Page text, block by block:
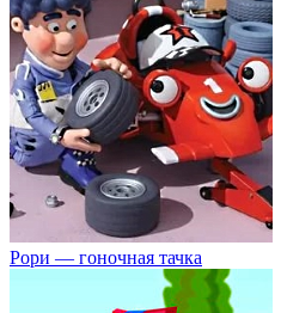
Рори — гоночная тачка